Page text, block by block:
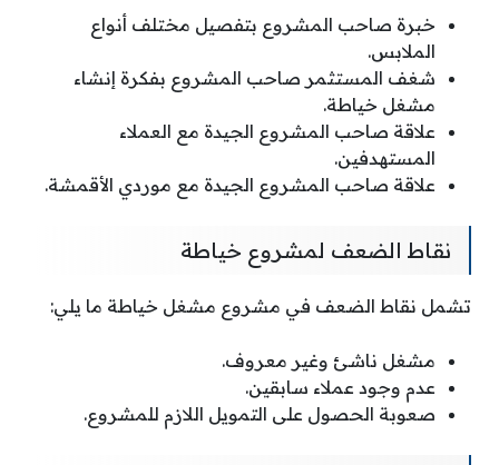
خبرة صاحب المشروع بتفصيل مختلف أنواع
الملابس.
شغف المستثمر صاحب المشروع بفكرة إنشاء
مشغل خياطة.
علاقة صاحب المشروع الجيدة مع العملاء
المستهدفين.
علاقة صاحب المشروع الجيدة مع موردي الأقمشة.
نقاط الضعف لمشروع خياطة
تشمل نقاط الضعف في مشروع مشغل خياطة ما يلي:
مشغل ناشئ وغير معروف.
عدم وجود عملاء سابقين.
صعوبة الحصول على التمويل اللازم للمشروع.